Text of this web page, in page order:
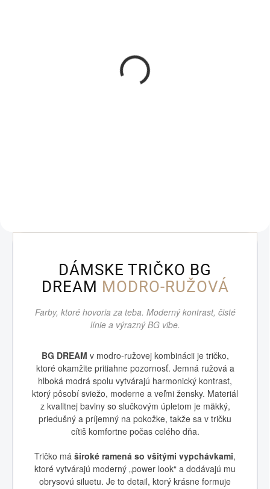
DÁMSKE TRIČKO BG
DREAM MODRO‑RUŽOVÁ
Farby, ktoré hovoria za teba. Moderný kontrast, čisté
línie a výrazný BG vibe.
BG DREAM v modro‑ružovej kombinácii je tričko,
ktoré okamžite pritiahne pozornosť. Jemná ružová a
hlboká modrá spolu vytvárajú harmonický kontrast,
ktorý pôsobí sviežo, moderne a veľmi žensky. Materiál
z kvalitnej bavlny so slučkovým úpletom je mäkký,
priedušný a príjemný na pokožke, takže sa v tričku
cítiš komfortne počas celého dňa.
Tričko má široké ramená so všitými vypchávkami,
ktoré vytvárajú moderný „power look“ a dodávajú mu
obrysovú siluetu. Je to detail, ktorý krásne formuje